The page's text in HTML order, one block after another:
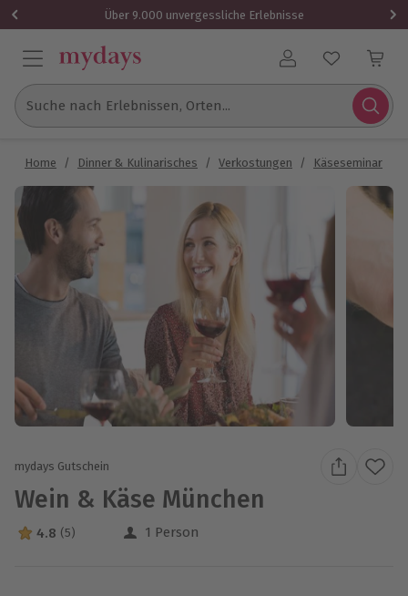
Über 9.000 unvergessliche Erlebnisse
Benutzerkonto
Suche nach Erlebnissen, Orten...
Home / Dinner & Kulinarisches / Verkostungen / Käseseminar
mydays Gutschein
Wein & Käse München
4.8 Sterne von 5 aus 5 Bewertungen
4.8 (5) 1 Person